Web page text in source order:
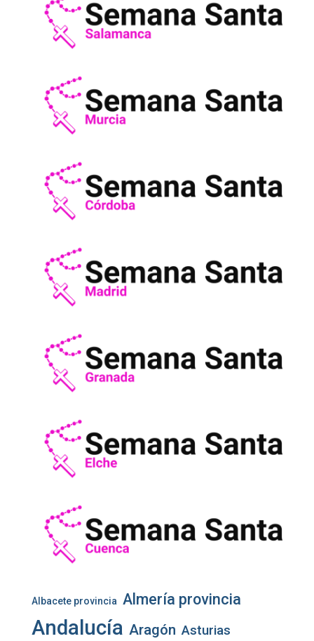
Albacete provincia Almería provincia
Andalucía Aragón Asturias